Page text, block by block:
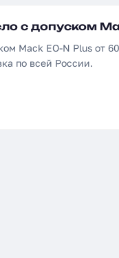
с допуском
Mack EO-N Plus от
по всей России.